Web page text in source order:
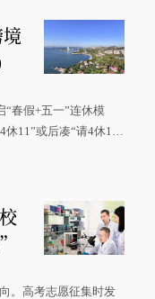
“春假+五一”连休模
11”或后凑“请4休1
。高考志愿征集时发